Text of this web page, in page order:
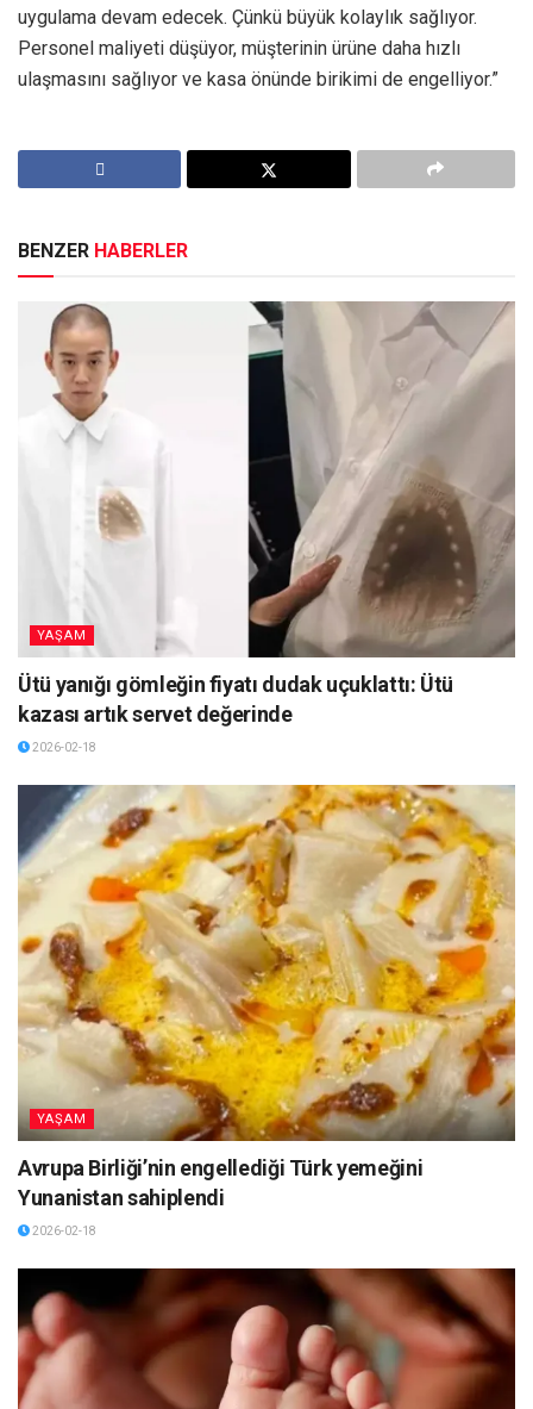
uygulama devam edecek. Çünkü büyük kolaylık sağlıyor.
Personel maliyeti düşüyor, müşterinin ürüne daha hızlı
ulaşmasını sağlıyor ve kasa önünde birikimi de engelliyor.”
BENZER HABERLER
YAŞAM
Ütü yanığı gömleğin fiyatı dudak uçuklattı: Ütü
kazası artık servet değerinde
2026-02-18
YAŞAM
Avrupa Birliği’nin engellediği Türk yemeğini
Yunanistan sahiplendi
2026-02-18